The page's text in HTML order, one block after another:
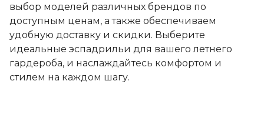
выбор моделей различных брендов по
доступным ценам, а также обеспечиваем
удобную доставку и скидки. Выберите
идеальные эспадрильи для вашего летнего
гардероба, и наслаждайтесь комфортом и
стилем на каждом шагу.